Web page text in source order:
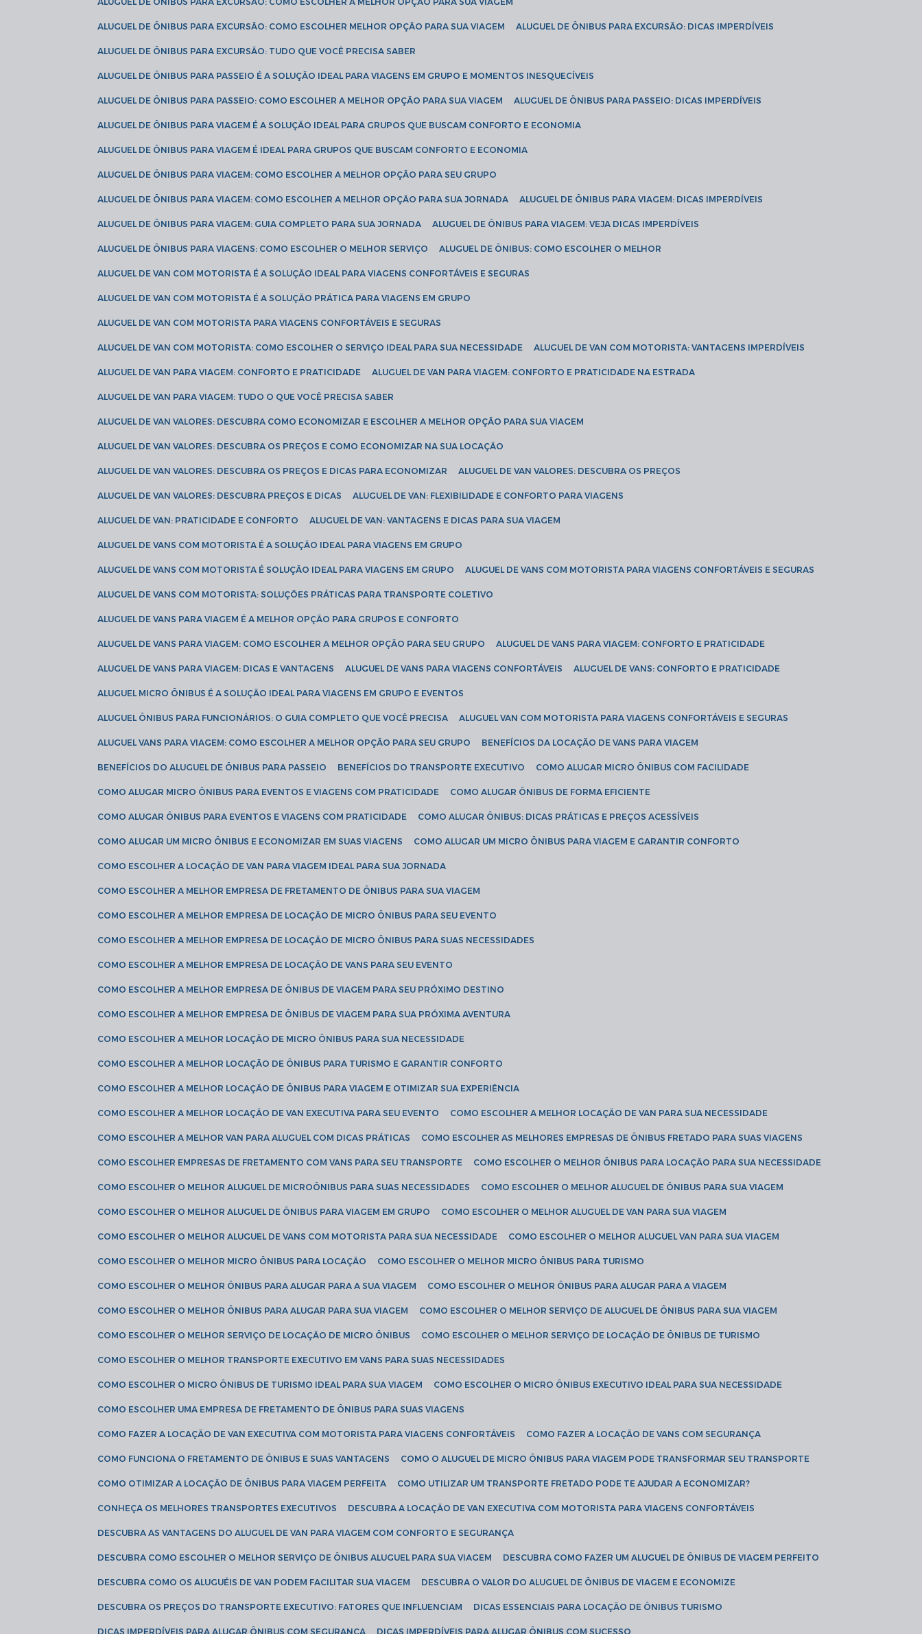
ALUGUEL DE ÔNIBUS PARA EXCURSÃO: COMO ESCOLHER MELHOR OPÇÃO PARA SUA VIAGEM ALUGUEL DE ÔNIBUS PARA EXCURSÃO: DICAS IMPERDÍVEIS
ALUGUEL DE ÔNIBUS PARA EXCURSÃO: TUDO QUE VOCÊ PRECISA SABER
ALUGUEL DE ÔNIBUS PARA PASSEIO É A SOLUÇÃO IDEAL PARA VIAGENS EM GRUPO E MOMENTOS INESQUECÍVEIS
ALUGUEL DE ÔNIBUS PARA PASSEIO: COMO ESCOLHER A MELHOR OPÇÃO PARA SUA VIAGEM ALUGUEL DE ÔNIBUS PARA PASSEIO: DICAS IMPERDÍVEIS
ALUGUEL DE ÔNIBUS PARA VIAGEM É A SOLUÇÃO IDEAL PARA GRUPOS QUE BUSCAM CONFORTO E ECONOMIA
ALUGUEL DE ÔNIBUS PARA VIAGEM É IDEAL PARA GRUPOS QUE BUSCAM CONFORTO E ECONOMIA
ALUGUEL DE ÔNIBUS PARA VIAGEM: COMO ESCOLHER A MELHOR OPÇÃO PARA SEU GRUPO
ALUGUEL DE ÔNIBUS PARA VIAGEM: COMO ESCOLHER A MELHOR OPÇÃO PARA SUA JORNADA ALUGUEL DE ÔNIBUS PARA VIAGEM: DICAS IMPERDÍVEIS
ALUGUEL DE ÔNIBUS PARA VIAGEM: GUIA COMPLETO PARA SUA JORNADA ALUGUEL DE ÔNIBUS PARA VIAGEM: VEJA DICAS IMPERDÍVEIS
ALUGUEL DE ÔNIBUS PARA VIAGENS: COMO ESCOLHER O MELHOR SERVIÇO ALUGUEL DE ÔNIBUS: COMO ESCOLHER O MELHOR
ALUGUEL DE VAN COM MOTORISTA É A SOLUÇÃO IDEAL PARA VIAGENS CONFORTÁVEIS E SEGURAS
ALUGUEL DE VAN COM MOTORISTA É A SOLUÇÃO PRÁTICA PARA VIAGENS EM GRUPO
ALUGUEL DE VAN COM MOTORISTA PARA VIAGENS CONFORTÁVEIS E SEGURAS
ALUGUEL DE VAN COM MOTORISTA: COMO ESCOLHER O SERVIÇO IDEAL PARA SUA NECESSIDADE ALUGUEL DE VAN COM MOTORISTA: VANTAGENS IMPERDÍVEIS
ALUGUEL DE VAN PARA VIAGEM: CONFORTO E PRATICIDADE ALUGUEL DE VAN PARA VIAGEM: CONFORTO E PRATICIDADE NA ESTRADA
ALUGUEL DE VAN PARA VIAGEM: TUDO O QUE VOCÊ PRECISA SABER
ALUGUEL DE VAN VALORES: DESCUBRA COMO ECONOMIZAR E ESCOLHER A MELHOR OPÇÃO PARA SUA VIAGEM
ALUGUEL DE VAN VALORES: DESCUBRA OS PREÇOS E COMO ECONOMIZAR NA SUA LOCAÇÃO
ALUGUEL DE VAN VALORES: DESCUBRA OS PREÇOS E DICAS PARA ECONOMIZAR ALUGUEL DE VAN VALORES: DESCUBRA OS PREÇOS
ALUGUEL DE VAN VALORES: DESCUBRA PREÇOS E DICAS ALUGUEL DE VAN: FLEXIBILIDADE E CONFORTO PARA VIAGENS
ALUGUEL DE VAN: PRATICIDADE E CONFORTO ALUGUEL DE VAN: VANTAGENS E DICAS PARA SUA VIAGEM
ALUGUEL DE VANS COM MOTORISTA É A SOLUÇÃO IDEAL PARA VIAGENS EM GRUPO
ALUGUEL DE VANS COM MOTORISTA É SOLUÇÃO IDEAL PARA VIAGENS EM GRUPO ALUGUEL DE VANS COM MOTORISTA PARA VIAGENS CONFORTÁVEIS E SEGURAS
ALUGUEL DE VANS COM MOTORISTA: SOLUÇÕES PRÁTICAS PARA TRANSPORTE COLETIVO
ALUGUEL DE VANS PARA VIAGEM É A MELHOR OPÇÃO PARA GRUPOS E CONFORTO
ALUGUEL DE VANS PARA VIAGEM: COMO ESCOLHER A MELHOR OPÇÃO PARA SEU GRUPO ALUGUEL DE VANS PARA VIAGEM: CONFORTO E PRATICIDADE
ALUGUEL DE VANS PARA VIAGEM: DICAS E VANTAGENS ALUGUEL DE VANS PARA VIAGENS CONFORTÁVEIS ALUGUEL DE VANS: CONFORTO E PRATICIDADE
ALUGUEL MICRO ÔNIBUS É A SOLUÇÃO IDEAL PARA VIAGENS EM GRUPO E EVENTOS
ALUGUEL ÔNIBUS PARA FUNCIONÁRIOS: O GUIA COMPLETO QUE VOCÊ PRECISA ALUGUEL VAN COM MOTORISTA PARA VIAGENS CONFORTÁVEIS E SEGURAS
ALUGUEL VANS PARA VIAGEM: COMO ESCOLHER A MELHOR OPÇÃO PARA SEU GRUPO BENEFÍCIOS DA LOCAÇÃO DE VANS PARA VIAGEM
BENEFÍCIOS DO ALUGUEL DE ÔNIBUS PARA PASSEIO BENEFÍCIOS DO TRANSPORTE EXECUTIVO COMO ALUGAR MICRO ÔNIBUS COM FACILIDADE
COMO ALUGAR MICRO ÔNIBUS PARA EVENTOS E VIAGENS COM PRATICIDADE COMO ALUGAR ÔNIBUS DE FORMA EFICIENTE
COMO ALUGAR ÔNIBUS PARA EVENTOS E VIAGENS COM PRATICIDADE COMO ALUGAR ÔNIBUS: DICAS PRÁTICAS E PREÇOS ACESSÍVEIS
COMO ALUGAR UM MICRO ÔNIBUS E ECONOMIZAR EM SUAS VIAGENS COMO ALUGAR UM MICRO ÔNIBUS PARA VIAGEM E GARANTIR CONFORTO
COMO ESCOLHER A LOCAÇÃO DE VAN PARA VIAGEM IDEAL PARA SUA JORNADA
COMO ESCOLHER A MELHOR EMPRESA DE FRETAMENTO DE ÔNIBUS PARA SUA VIAGEM
COMO ESCOLHER A MELHOR EMPRESA DE LOCAÇÃO DE MICRO ÔNIBUS PARA SEU EVENTO
COMO ESCOLHER A MELHOR EMPRESA DE LOCAÇÃO DE MICRO ÔNIBUS PARA SUAS NECESSIDADES
COMO ESCOLHER A MELHOR EMPRESA DE LOCAÇÃO DE VANS PARA SEU EVENTO
COMO ESCOLHER A MELHOR EMPRESA DE ÔNIBUS DE VIAGEM PARA SEU PRÓXIMO DESTINO
COMO ESCOLHER A MELHOR EMPRESA DE ÔNIBUS DE VIAGEM PARA SUA PRÓXIMA AVENTURA
COMO ESCOLHER A MELHOR LOCAÇÃO DE MICRO ÔNIBUS PARA SUA NECESSIDADE
COMO ESCOLHER A MELHOR LOCAÇÃO DE ÔNIBUS PARA TURISMO E GARANTIR CONFORTO
COMO ESCOLHER A MELHOR LOCAÇÃO DE ÔNIBUS PARA VIAGEM E OTIMIZAR SUA EXPERIÊNCIA
COMO ESCOLHER A MELHOR LOCAÇÃO DE VAN EXECUTIVA PARA SEU EVENTO COMO ESCOLHER A MELHOR LOCAÇÃO DE VAN PARA SUA NECESSIDADE
COMO ESCOLHER A MELHOR VAN PARA ALUGUEL COM DICAS PRÁTICAS COMO ESCOLHER AS MELHORES EMPRESAS DE ÔNIBUS FRETADO PARA SUAS VIAGENS
COMO ESCOLHER EMPRESAS DE FRETAMENTO COM VANS PARA SEU TRANSPORTE COMO ESCOLHER O MELHOR ÔNIBUS PARA LOCAÇÃO PARA SUA NECESSIDADE
COMO ESCOLHER O MELHOR ALUGUEL DE MICROÔNIBUS PARA SUAS NECESSIDADES COMO ESCOLHER O MELHOR ALUGUEL DE ÔNIBUS PARA SUA VIAGEM
COMO ESCOLHER O MELHOR ALUGUEL DE ÔNIBUS PARA VIAGEM EM GRUPO COMO ESCOLHER O MELHOR ALUGUEL DE VAN PARA SUA VIAGEM
COMO ESCOLHER O MELHOR ALUGUEL DE VANS COM MOTORISTA PARA SUA NECESSIDADE COMO ESCOLHER O MELHOR ALUGUEL VAN PARA SUA VIAGEM
COMO ESCOLHER O MELHOR MICRO ÔNIBUS PARA LOCAÇÃO COMO ESCOLHER O MELHOR MICRO ÔNIBUS PARA TURISMO
COMO ESCOLHER O MELHOR ÔNIBUS PARA ALUGAR PARA A SUA VIAGEM COMO ESCOLHER O MELHOR ÔNIBUS PARA ALUGAR PARA A VIAGEM
COMO ESCOLHER O MELHOR ÔNIBUS PARA ALUGAR PARA SUA VIAGEM COMO ESCOLHER O MELHOR SERVIÇO DE ALUGUEL DE ÔNIBUS PARA SUA VIAGEM
COMO ESCOLHER O MELHOR SERVIÇO DE LOCAÇÃO DE MICRO ÔNIBUS COMO ESCOLHER O MELHOR SERVIÇO DE LOCAÇÃO DE ÔNIBUS DE TURISMO
COMO ESCOLHER O MELHOR TRANSPORTE EXECUTIVO EM VANS PARA SUAS NECESSIDADES
COMO ESCOLHER O MICRO ÔNIBUS DE TURISMO IDEAL PARA SUA VIAGEM COMO ESCOLHER O MICRO ÔNIBUS EXECUTIVO IDEAL PARA SUA NECESSIDADE
COMO ESCOLHER UMA EMPRESA DE FRETAMENTO DE ÔNIBUS PARA SUAS VIAGENS
COMO FAZER A LOCAÇÃO DE VAN EXECUTIVA COM MOTORISTA PARA VIAGENS CONFORTÁVEIS COMO FAZER A LOCAÇÃO DE VANS COM SEGURANÇA
COMO FUNCIONA O FRETAMENTO DE ÔNIBUS E SUAS VANTAGENS COMO O ALUGUEL DE MICRO ÔNIBUS PARA VIAGEM PODE TRANSFORMAR SEU TRANSPORTE
COMO OTIMIZAR A LOCAÇÃO DE ÔNIBUS PARA VIAGEM PERFEITA COMO UTILIZAR UM TRANSPORTE FRETADO PODE TE AJUDAR A ECONOMIZAR?
CONHEÇA OS MELHORES TRANSPORTES EXECUTIVOS DESCUBRA A LOCAÇÃO DE VAN EXECUTIVA COM MOTORISTA PARA VIAGENS CONFORTÁVEIS
DESCUBRA AS VANTAGENS DO ALUGUEL DE VAN PARA VIAGEM COM CONFORTO E SEGURANÇA
DESCUBRA COMO ESCOLHER O MELHOR SERVIÇO DE ÔNIBUS ALUGUEL PARA SUA VIAGEM DESCUBRA COMO FAZER UM ALUGUEL DE ÔNIBUS DE VIAGEM PERFEITO
DESCUBRA COMO OS ALUGUÉIS DE VAN PODEM FACILITAR SUA VIAGEM DESCUBRA O VALOR DO ALUGUEL DE ÔNIBUS DE VIAGEM E ECONOMIZE
DESCUBRA OS PREÇOS DO TRANSPORTE EXECUTIVO: FATORES QUE INFLUENCIAM DICAS ESSENCIAIS PARA LOCAÇÃO DE ÔNIBUS TURISMO
DICAS IMPERDÍVEIS PARA ALUGAR ÔNIBUS COM SEGURANÇA DICAS IMPERDÍVEIS PARA ALUGAR ÔNIBUS COM SUCESSO